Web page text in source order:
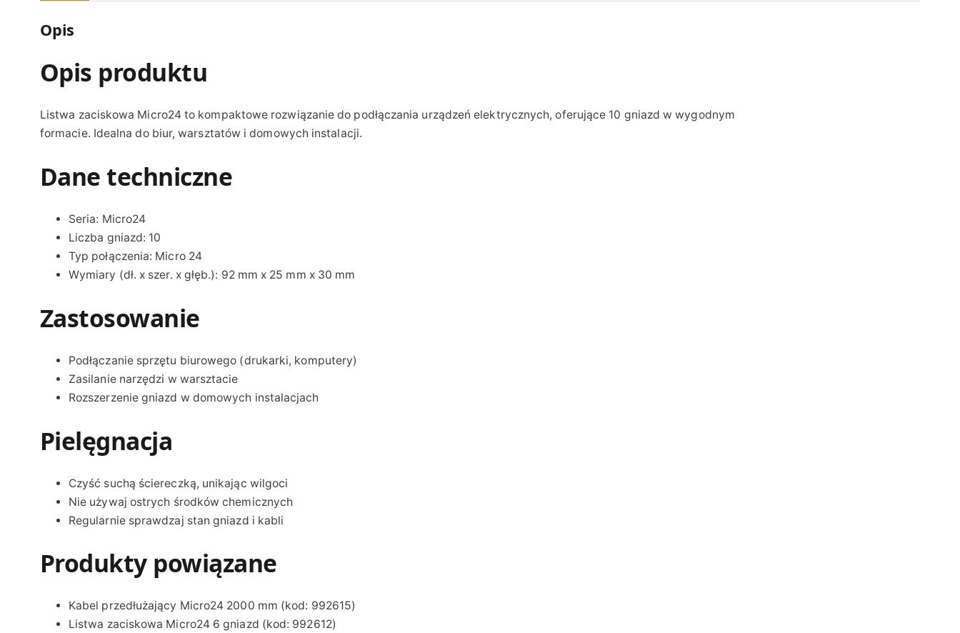
n
Opis
Opis produktu
Listwa zaciskowa Micro24 to kompaktowe rozwiązanie do podłączania urządzeń elektrycznych, oferujące 10 gniazd w wygodnym
formacie. Idealna do biur, warsztatów i domowych instalacji.
Dane techniczne
Seria: Micro24
Liczba gniazd: 10
Typ połączenia: Micro 24
Wymiary (dł. x szer. x głęb.): 92 mm x 25 mm x 30 mm
Zastosowanie
Podłączanie sprzętu biurowego (drukarki, komputery)
Zasilanie narzędzi w warsztacie
Rozszerzenie gniazd w domowych instalacjach
Pielęgnacja
Czyść suchą ściereczką, unikając wilgoci
Nie używaj ostrych środków chemicznych
Regularnie sprawdzaj stan gniazd i kabli
Produkty powiązane
Kabel przedłużający Micro24 2000 mm (kod: 992615)
Listwa zaciskowa Micro24 6 gniazd (kod: 992612)